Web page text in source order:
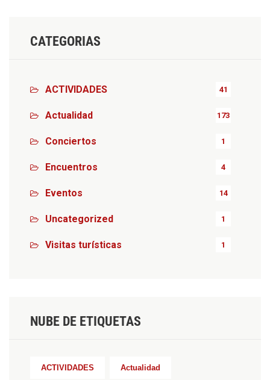
CATEGORIAS
ACTIVIDADES 41
Actualidad 173
Conciertos 1
Encuentros 4
Eventos 14
Uncategorized 1
Visitas turísticas 1
NUBE DE ETIQUETAS
ACTIVIDADES Actualidad